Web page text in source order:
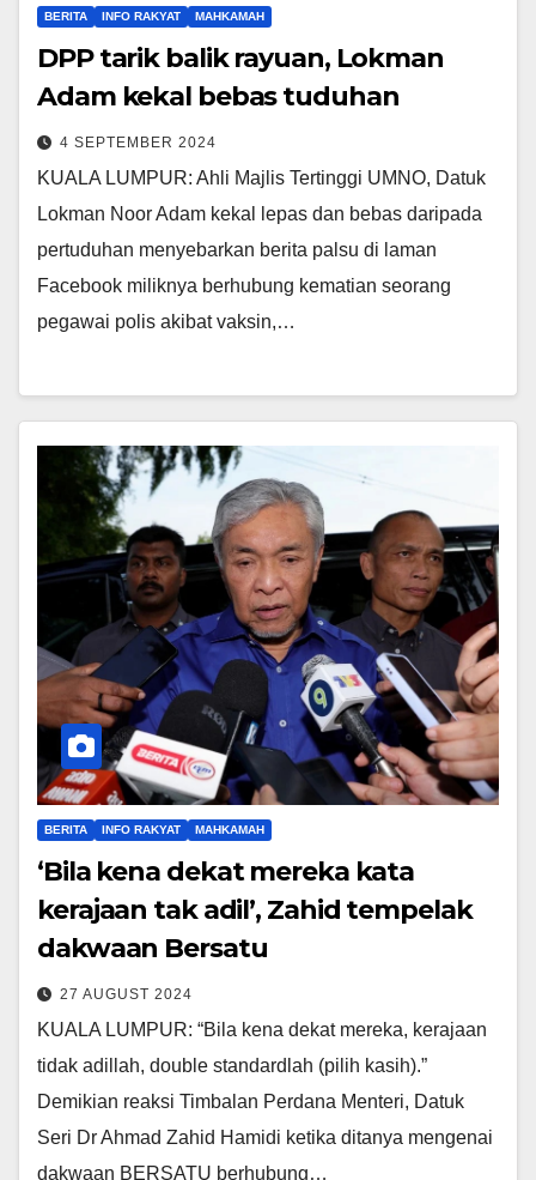
BERITA INFO RAKYAT MAHKAMAH
DPP tarik balik rayuan, Lokman
Adam kekal bebas tuduhan
4 SEPTEMBER 2024
KUALA LUMPUR: Ahli Majlis Tertinggi UMNO, Datuk
Lokman Noor Adam kekal lepas dan bebas daripada
pertuduhan menyebarkan berita palsu di laman
Facebook miliknya berhubung kematian seorang
pegawai polis akibat vaksin,…
BERITA INFO RAKYAT MAHKAMAH
‘Bila kena dekat mereka kata
kerajaan tak adil’, Zahid tempelak
dakwaan Bersatu
27 AUGUST 2024
KUALA LUMPUR: “Bila kena dekat mereka, kerajaan
tidak adillah, double standardlah (pilih kasih).”
Demikian reaksi Timbalan Perdana Menteri, Datuk
Seri Dr Ahmad Zahid Hamidi ketika ditanya mengenai
dakwaan BERSATU berhubung…